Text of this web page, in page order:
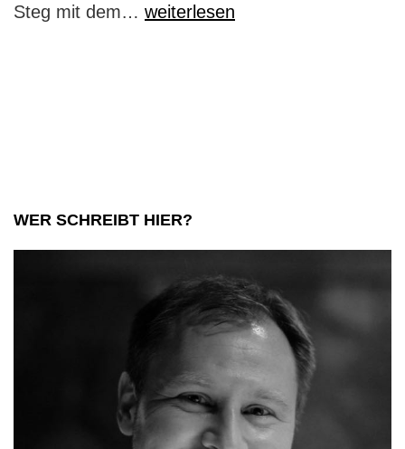
Steg mit dem… Mare
weiterlesen
WER SCHREIBT HIER?